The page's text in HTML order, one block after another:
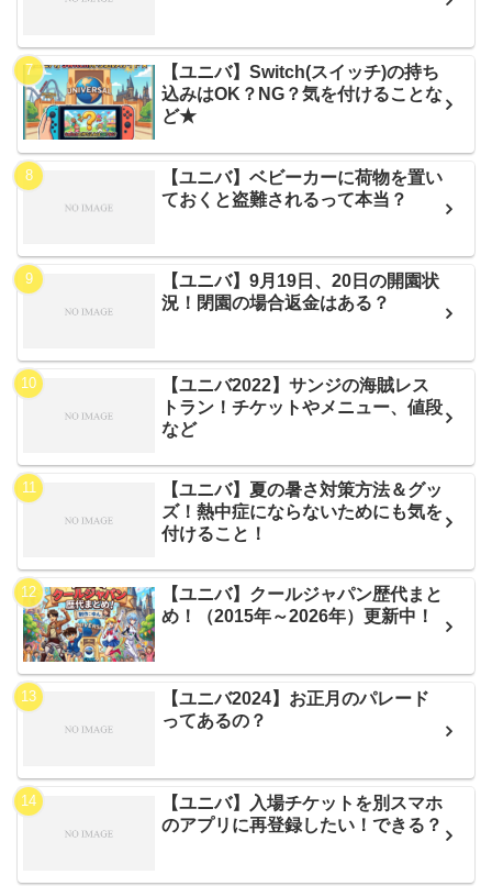
【ユニバ】Switch(スイッチ)の持ち
込みはOK？NG？気を付けることな
ど★
【ユニバ】ベビーカーに荷物を置い
ておくと盗難されるって本当？
【ユニバ】9月19日、20日の開園状
況！閉園の場合返金はある？
【ユニバ2022】サンジの海賊レス
トラン！チケットやメニュー、値段
など
【ユニバ】夏の暑さ対策方法＆グッ
ズ！熱中症にならないためにも気を
付けること！
【ユニバ】クールジャパン歴代まと
め！（2015年～2026年）更新中！
【ユニバ2024】お正月のパレード
ってあるの？
【ユニバ】入場チケットを別スマホ
のアプリに再登録したい！できる？